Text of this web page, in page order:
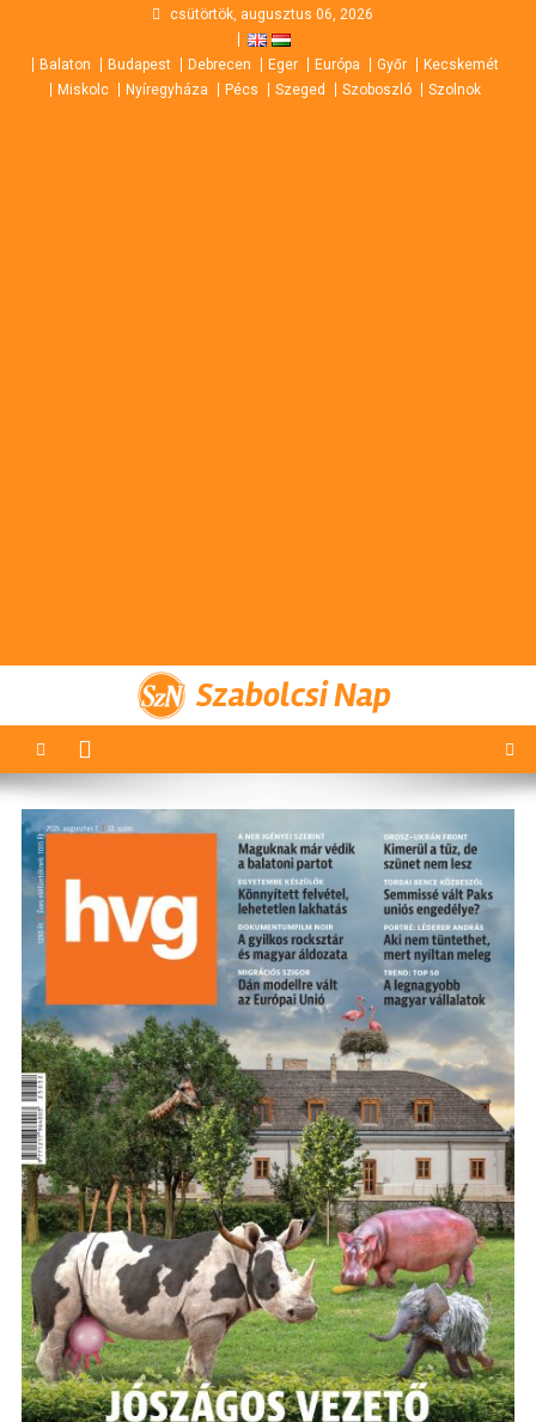
content
csütörtök, augusztus 06, 2026
Balaton Budapest Debrecen Eger Európa Győr
Kecskemét
Miskolc
Nyíregyháza Pécs Szeged Szoboszló Szolnok
Szabolcsi Nap